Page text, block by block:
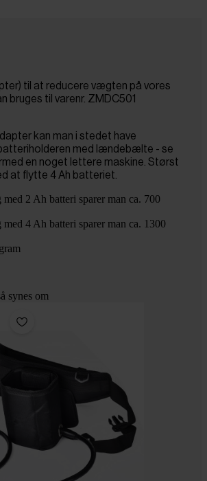
til at reducere vægten på vores
bruges til varenr. ZMDC501
kan man i stedet have
atteriholderen med lændebælte - se
en noget lettere maskine. Størst
at flytte 4 Ah batteriet.
2 Ah batteri sparer man ca. 700
4 Ah batteri sparer man ca. 1300
synes om